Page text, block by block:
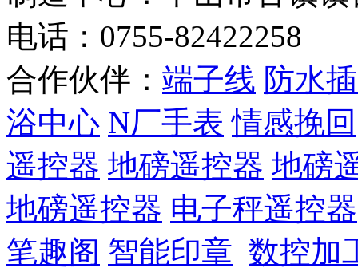
电话：0755-
合作伙伴： 端子线 防水
浴中心 N厂手表 情感挽回
遥控器 地磅遥控器 地磅
地磅遥控器 电子秤遥控器
笔趣阁 智能印章 数控加